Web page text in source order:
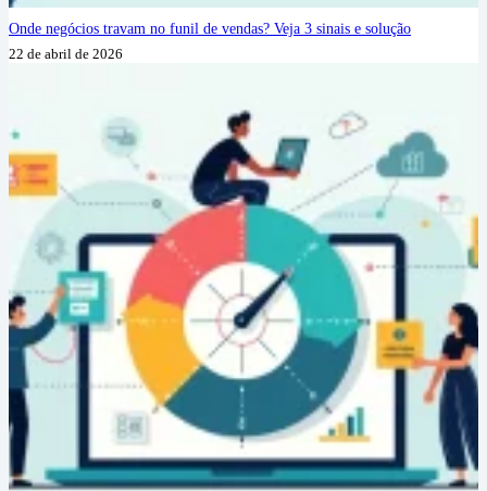
Onde negócios travam no funil de vendas? Veja 3 sinais e solução
22 de abril de 2026